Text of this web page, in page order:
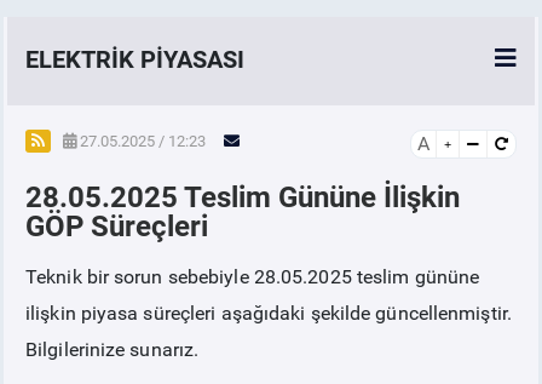
ELEKTRİK PİYASASI
SPOT ELEKTRİK PİYASALARI
ÖRNEK FİNANS BELGELERİ
VADELİ ELEKTRİK PİYASASI
PİYASAKAYITSÜRECİ
27.05.2025 / 12:23 A
28.05.2025 Teslim Gününe İlişkin
GÖP Süreçleri
Teknik bir sorun sebebiyle 28.05.2025 teslim gününe
ilişkin piyasa süreçleri aşağıdaki şekilde güncellenmiştir.
Bilgilerinize sunarız.